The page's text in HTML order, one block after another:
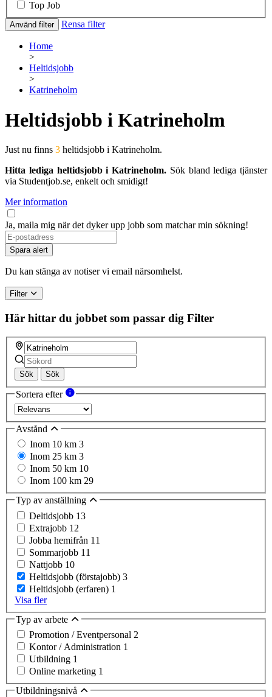
Top Job
Använd filter Rensa filter
Home
>
Heltidsjobb
>
Katrineholm
Heltidsjobb i Katrineholm
Just nu finns 3 heltidsjobb i Katrineholm.
Hitta lediga heltidsjobb i Katrineholm. Sök bland lediga tjänster
via Studentjob.se, enkelt och smidigt!
Mer information
Ja, maila mig när det dyker upp jobb som matchar min sökning!
Spara alert
Du kan stänga av notiser vi email närsomhelst.
Filter
Här hittar du jobbet som passar dig Filter
Sök Sök
Sortera efter
Avstånd
Inom 10 km 3
Inom 25 km 3
Inom 50 km 10
Inom 100 km 29
Typ av anställning
Deltidsjobb 13
Extrajobb 12
Jobba hemifrån 11
Sommarjobb 11
Nattjobb 10
Heltidsjobb (förstajobb) 3
Heltidsjobb (erfaren) 1
Visa fler
Typ av arbete
Promotion / Eventpersonal 2
Kontor / Administration 1
Utbildning 1
Online marketing 1
Utbildningsnivå